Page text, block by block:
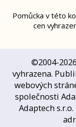
Pomůcka v této
cen
©2004-
vyhrazena.
webových
společnosti
Adaptech